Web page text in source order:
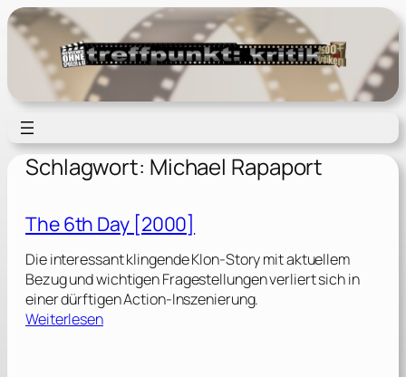
Zum
Inhalt
springen
Schlagwort: Michael Rapaport
The 6th Day [2000]
Die interessant klingende Klon-Story mit aktuellem
Bezug und wichtigen Fragestellungen verliert sich in
einer dürftigen Action-Inszenierung.
Weiterlesen: